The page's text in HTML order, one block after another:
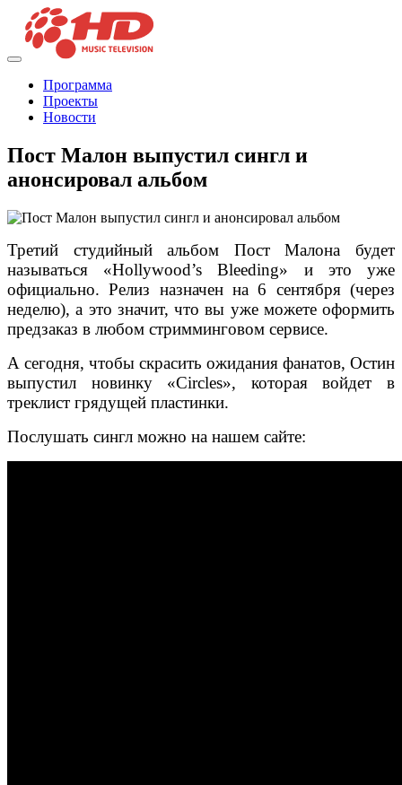
Программа
Проекты
Новости
Пост Малон выпустил сингл и
анонсировал альбом
Третий студийный альбом Пост Малона будет
называться «Hollywood’s Bleeding» и это уже
официально. Релиз назначен на 6 сентября (через
неделю), а это значит, что вы уже можете оформить
предзаказ в любом стримминговом сервисе.
А сегодня, чтобы скрасить ожидания фанатов, Остин
выпустил новинку «Circles», которая войдет в
треклист грядущей пластинки.
Послушать сингл можно на нашем сайте: